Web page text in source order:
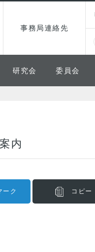
事務局連絡先
研究会 委員会
内
ーク コピー